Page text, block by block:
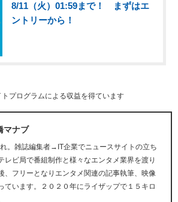
8/11（火）01:59まで！ まずはエ
ントリーから！
プログラムによる収益を得ています
マナブ
。雑誌編集者→IT企業でニュースサイトの立ち
ビ局で番組制作と様々なエンタメ業界を渡り
、フリーとなりエンタメ関連の記事執筆、映像
ています。２０２０年にライザップで１５キロ